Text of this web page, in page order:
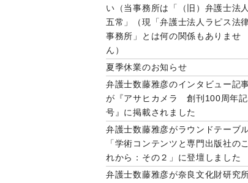
い（当事務所は「（旧）弁護士法人
五常」（現「弁護士法人ラピス法
事務所」とは何の関係もありませ
ん）
夏季休業のお知らせ
弁護士数藤雅彦のインタビュー記
が『アサヒカメラ 創刊100周年
号』に掲載されました
弁護士数藤雅彦がラウンドテーブ
「学術コンテンツと専門出版社のこ
れから：その２」に登壇しました
弁護士数藤雅彦が奈良文化財研究